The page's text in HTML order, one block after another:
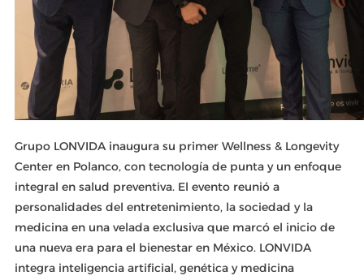
Grupo LONVIDA inaugura su primer Wellness & Longevity
Center en Polanco, con tecnología de punta y un enfoque
integral en salud preventiva. El evento reunió a
personalidades del entretenimiento, la sociedad y la
medicina en una velada exclusiva que marcó el inicio de
una nueva era para el bienestar en México. LONVIDA
integra inteligencia artificial, genética y medicina